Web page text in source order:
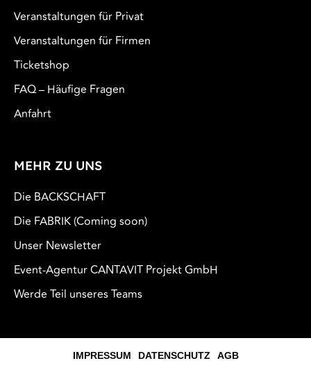
Veranstaltungen für Privat
Veranstaltungen für Firmen
Ticketshop
FAQ – Häufige Fragen
Anfahrt
MEHR ZU UNS
Die BACKSCHAFT
Die FABRIK (Coming soon)
Unser Newsletter
Event-Agentur CANTAVIT Projekt GmbH
Werde Teil unseres Teams
IMPRESSUM DATENSCHUTZ AGB